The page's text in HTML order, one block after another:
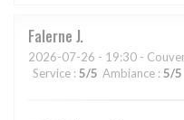
Falerne J
2026-07-26 - 19:30 -
Service : 5/5 Ambiance : 5/5